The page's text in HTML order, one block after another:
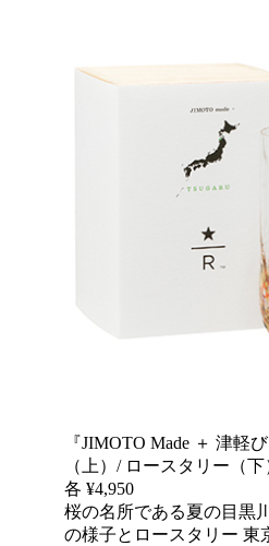
『JIMOTO Made ＋ 津軽
（上）/ ロースタリー（下
各 ¥4,950
桜の名所である夏の目黒
の様子とロースタリー 東